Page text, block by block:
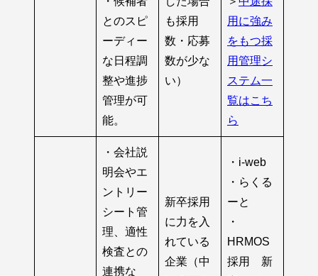
とのスピ
ーディー
な日程調
整や進捗
管理が可
能。
も採用
数・応募
数が少な
い）
用に強み
をもつ採
用管理シ
ステム一
覧はこち
ら
・会社説
明会やエ
ントリー
シート管
理、適性
検査との
連携な
新卒採用
に力を入
れている
企業（中
・i-web
・らくる
ーと
・
HRMOS
採用 新